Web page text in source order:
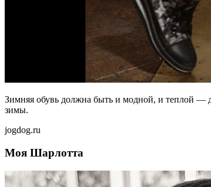
Зимняя обувь долж­на быть и мод­ной, и теп­лой —
зимы.
jogdog.ru
Моя Шарлотта